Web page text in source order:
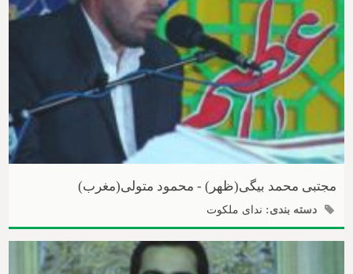
مجتبی محمد بیگی(ظهر) - محمود متولی(مغرب)
دسته بندی: ندای ملکوت